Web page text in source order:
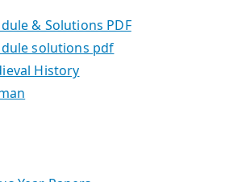
& Solutions PDF
solutions pdf
History